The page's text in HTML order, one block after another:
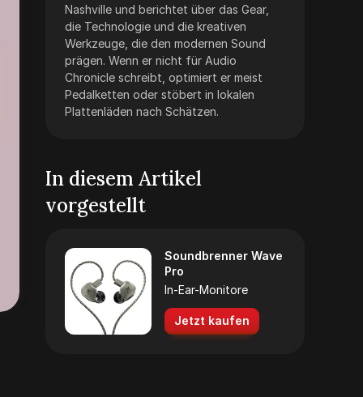
Nashville und berichtet über das Gear,
die Technologie und die kreativen
Werkzeuge, die den modernen Sound
prägen. Wenn er nicht für Audio
Chronicle schreibt, optimiert er meist
Pedalketten oder stöbert in lokalen
Plattenläden nach Schätzen.
In diesem Artikel
vorgestellt
Soundbrenner Wave
Pro
In-Ear-Monitore
Jetzt kaufen